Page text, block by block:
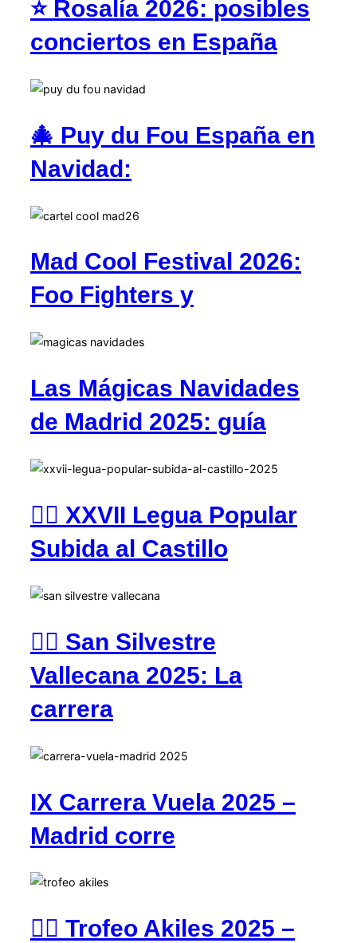
⭐ Rosalía 2026: posibles
conciertos en España
🎄 Puy du Fou España en
Navidad:
Mad Cool Festival 2026:
Foo Fighters y
Las Mágicas Navidades
de Madrid 2025: guía
🏃‍♂️ XXVII Legua Popular
Subida al Castillo
🏃‍♂️ San Silvestre
Vallecana 2025: La
carrera
IX Carrera Vuela 2025 –
Madrid corre
🏃‍♂️ Trofeo Akiles 2025 –